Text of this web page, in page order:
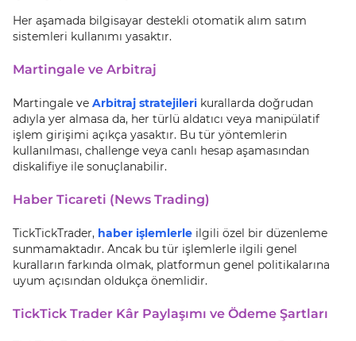
Her aşamada bilgisayar destekli otomatik alım satım
sistemleri kullanımı yasaktır.
Martingale ve Arbitraj
Martingale ve Arbitraj stratejileri kurallarda doğrudan
adıyla yer almasa da, her türlü aldatıcı veya manipülatif
işlem girişimi açıkça yasaktır. Bu tür yöntemlerin
kullanılması, challenge veya canlı hesap aşamasından
diskalifiye ile sonuçlanabilir.
Haber Ticareti (News Trading)
TickTickTrader, haber işlemlerle ilgili özel bir düzenleme
sunmamaktadır. Ancak bu tür işlemlerle ilgili genel
kuralların farkında olmak, platformun genel politikalarına
uyum açısından oldukça önemlidir.
TickTick Trader Kâr Paylaşımı ve Ödeme Şartları